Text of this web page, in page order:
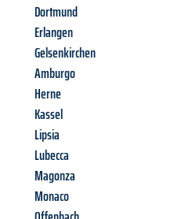
Dortmund
Erlangen
Gelsenkirchen
Amburgo
Herne
Kassel
Lipsia
Lubecca
Magonza
Monaco